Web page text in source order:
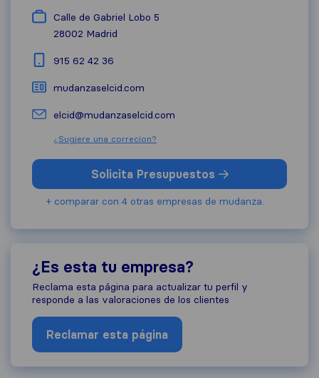
Calle de Gabriel Lobo 5
28002 Madrid
915 62 42 36
mudanzaselcid.com
elcid@mudanzaselcid.com
¿Sugiere una correcion?
Solicita Presupuestos
+ comparar con 4 otras empresas de mudanza.
¿Es esta tu empresa?
Reclama esta página para actualizar tu perfil y
responde a las valoraciones de los clientes
Reclamar esta página